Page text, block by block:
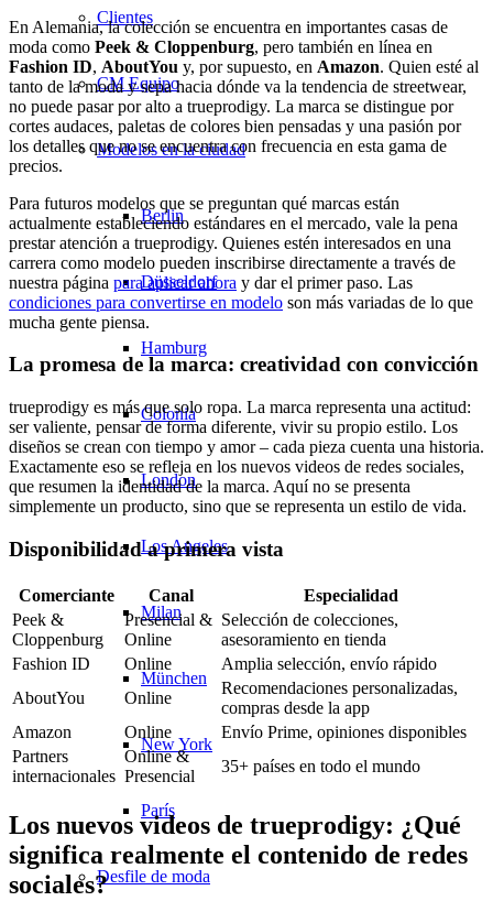
Clientes
CM Equipo
Modelos en la ciudad
Berlin
Düsseldorf
Hamburg
Colonia
London
Los Angeles
Milan
München
New York
París
Desfile de moda
En Alemania, la colección se encuentra en importantes casas de
moda como Peek & Cloppenburg, pero también en línea en
Fashion ID, AboutYou y, por supuesto, en Amazon. Quien esté al
tanto de la moda y sepa hacia dónde va la tendencia de streetwear,
no puede pasar por alto a trueprodigy. La marca se distingue por
cortes audaces, paletas de colores bien pensadas y una pasión por
los detalles que no se encuentra con frecuencia en esta gama de
precios.
Para futuros modelos que se preguntan qué marcas están
actualmente estableciendo estándares en el mercado, vale la pena
prestar atención a trueprodigy. Quienes estén interesados en una
carrera como modelo pueden inscribirse directamente a través de
nuestra página para aplicar ahora y dar el primer paso. Las
condiciones para convertirse en modelo son más variadas de lo que
mucha gente piensa.
La promesa de la marca: creatividad con convicción
trueprodigy es más que solo ropa. La marca representa una actitud:
ser valiente, pensar de forma diferente, vivir su propio estilo. Los
diseños se crean con tiempo y amor – cada pieza cuenta una historia.
Exactamente eso se refleja en los nuevos videos de redes sociales,
que resumen la identidad de la marca. Aquí no se presenta
simplemente un producto, sino que se representa un estilo de vida.
Disponibilidad a primera vista
Comerciante Canal
Especialidad
Peek &
Cloppenburg
Presencial &
Online
Selección de colecciones,
asesoramiento en tienda
Fashion ID
Online
Amplia selección, envío rápido
AboutYou
Online
Recomendaciones personalizadas,
compras desde la app
Amazon
Online
Envío Prime, opiniones disponibles
Partners
internacionales
Online &
Presencial
35+ países en todo el mundo
Los nuevos videos de trueprodigy: ¿Qué
significa realmente el contenido de redes
sociales?